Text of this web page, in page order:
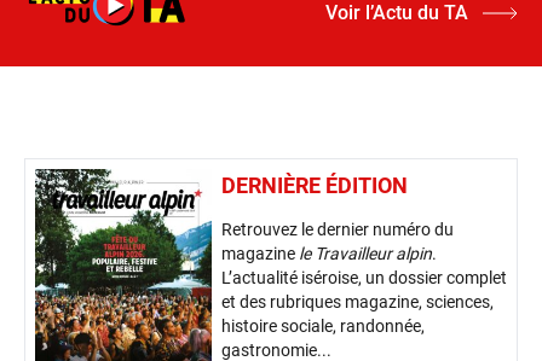
Voir l’Actu du TA
DERNIÈRE ÉDITION
Retrouvez le dernier numéro du
magazine le Travailleur alpin.
L’actualité iséroise, un dossier complet
et des rubriques magazine, sciences,
histoire sociale, randonnée,
gastronomie...